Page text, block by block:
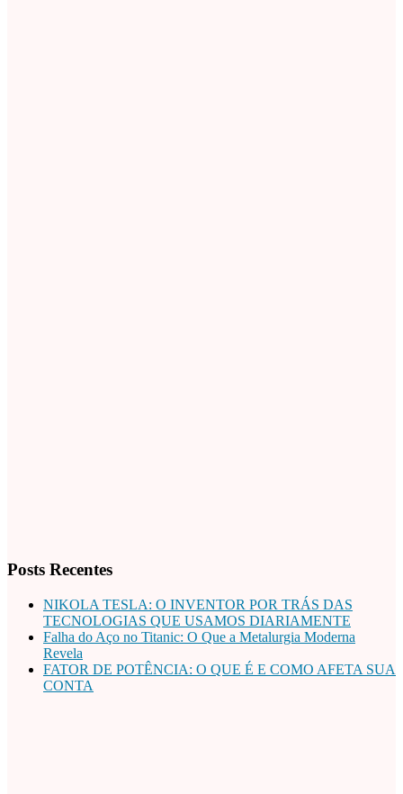
Posts Recentes
NIKOLA TESLA: O INVENTOR POR TRÁS DAS
TECNOLOGIAS QUE USAMOS DIARIAMENTE
Falha do Aço no Titanic: O Que a Metalurgia Moderna
Revela
FATOR DE POTÊNCIA: O QUE É E COMO AFETA SUA
CONTA